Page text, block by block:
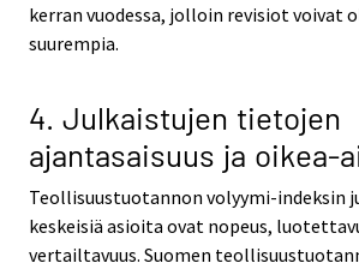
kerran vuodessa, jolloin revisiot voivat
suurempia.
4. Julkaistujen tietojen
ajantasaisuus ja oikea-
Teollisuustuotannon volyymi-indeksin
keskeisiä asioita ovat nopeus,
vertailtavuus. Suomen